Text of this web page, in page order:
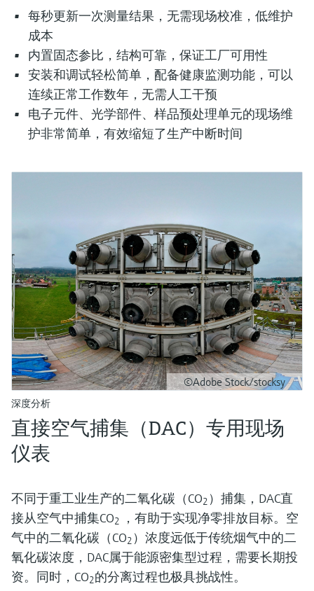
每秒更新一次测量结果，无需现场校准，低维护
成本
内置固态参比，结构可靠，保证工厂可用性
安装和调试轻松简单，配备健康监测功能，可以
连续正常工作数年，无需人工干预
电子元件、光学部件、样品预处理单元的现场维
护非常简单，有效缩短了生产中断时间
©Adobe Stock/stocksy
深度分析
直接空气捕集（DAC）专用现场
仪表
不同于重工业生产的二氧化碳（CO2 ）捕集，DAC直
接从空气中捕集CO2
，有助于实现净零排放目标。空
气中的二氧化碳（CO2 ）浓度远低于传统烟气中的二
氧化碳浓度，DAC属于能源密集型过程，需要长期投
资。同时，CO2的分离过程也极具挑战性。